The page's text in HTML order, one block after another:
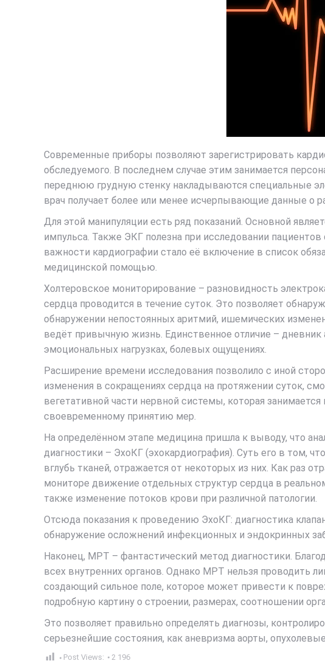
Современные приборы позволяют зарегистрировать
обследуемого. В последнем случае этим занимается
переднюю грудную стенку накладываются специальные
врач получает более или менее исчерпывающие данные о
Для этой манипуляции есть ряд показаний. Основной
импульса. Также ЭКГ полезна при исследовании
важности кардиографии стало её включение в список
медицинской помощью.
Холтеровское мониторирование – разновидность
сердца проводится в течение суток. Это позволяет
обнаружении непостоянных аритмий, ишемических
ведёт привычную жизнь. Единственное отличие –
эмоциональных нагрузках, болевых ощущениях.
Расширение времени исследования позволило с иной
изменения в сокращениях сердца на протяжении суток,
вегетативной части нервной системы, которая
своевременному принятию мер.
На определённом этапе медицина пришла к выводу, что
диагностики – ЭхоКГ (эхокардиография). Суть его в том,
вглубь тканей, отражается от некоторых из них. Как раз
мониторе движение отдельных структур сердца в
также изменение потоков крови при различной патологии.
Отсюда показания к проведению ЭхоКГ: диагностика
обнаружение осложнений инфекционных и эндокринных
Наконец, МРТ – фантастический метод диагностики.
всех внутренних органов. Однако МРТ нельзя проводить
создающий сильное поле, которое может привести к
подробную картину о строении, размерах, соотношении
Это позволяет правильно определять диагнозы,
серьезнейшие состояния, как аневризма аорты,
Post Views: 2 196